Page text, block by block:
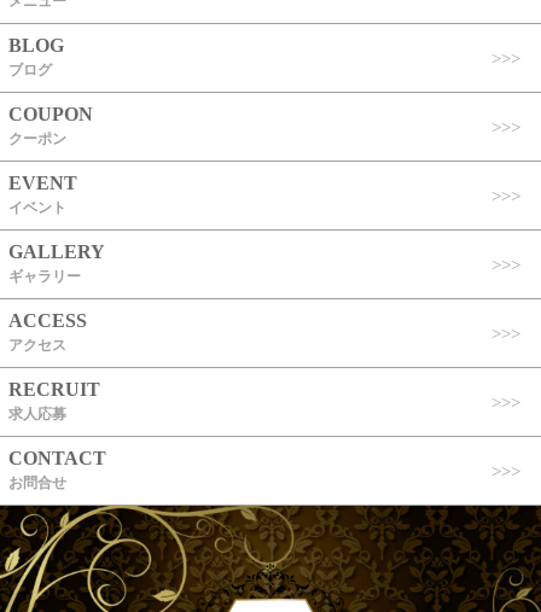
BLOG
ブログ
COUPON
クーポン
EVENT
イベント
GALLERY
ギャラリー
ACCESS
アクセス
RECRUIT
求人応募
CONTACT
お問合せ